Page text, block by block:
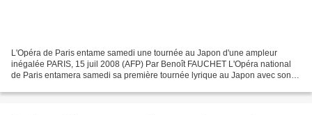
L'Opéra de Paris entame samedi une tournée au Japon d'une ampleur
inégalée PARIS, 15 juil 2008 (AFP) Par Benoît FAUCHET L'Opéra national
de Paris entamera samedi sa première tournée lyrique au Japon avec son